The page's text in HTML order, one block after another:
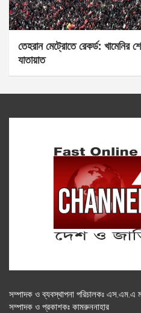
তেহরান মেট্রোতে রেকর্ড: খামেনির
যাতায়াত
সম্পাদক ও ব্যবস্থাপনা পরিচালকঃ এস.এম.এ
সম্পাদক ও প্রকাশকঃ কামরুননাহার